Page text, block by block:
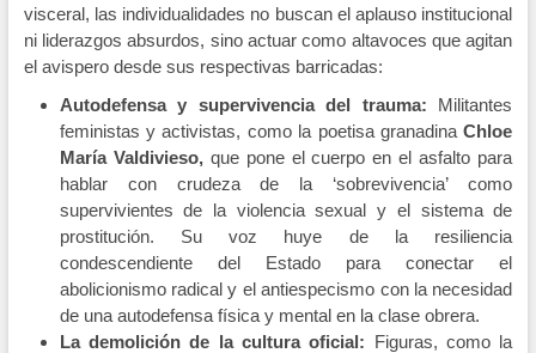
visceral, las individualidades no buscan el aplauso institucional
ni liderazgos absurdos, sino actuar como altavoces que agitan
el avispero desde sus respectivas barricadas:
Autodefensa y supervivencia del trauma: Militantes
feministas y activistas, como la poetisa granadinaChloe
María Valdivieso, que pone el cuerpo en el asfalto para
hablar con crudeza de la ‘sobrevivencia’ como
supervivientes de la violencia sexual y el sistema de
prostitución. Su voz huye de la resiliencia
condescendiente del Estado para conectar el
abolicionismo radical y el antiespecismo con la necesidad
de una autodefensa física y mental en la clase obrera.
La demolición de la cultura oficial: Figuras, como la